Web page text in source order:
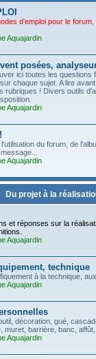
d'emploi pour le
Aquajardin
posées,
ici toutes les questions
chaque sujet. A lire
rubriques ! Divers outils
Aquajardin
du forum, de
Aquajardin
Du projet à la
et réponses sur la
Aquajardin
technique
à la technique,
Aquajardin
décoration, gué,
muret, barrière, banc, affût,
Aquajardin